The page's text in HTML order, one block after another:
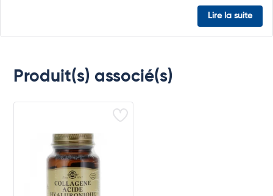
Lire la suite
Produit(s) associé(s)